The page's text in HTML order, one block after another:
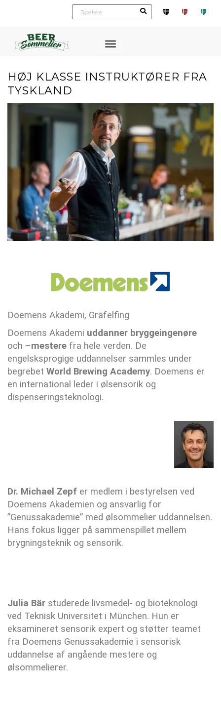
Toggle
HØJ KLASSE INSTRUKTØRER FRA
TYSKLAND
Doemens Akademi, Gräfelfing
Doemens Akademi uddanner bryggeingenøre
och –mestere fra hele verden. De
engelsksprogige uddannelser sammles under
begrebet World Brewing Academy. Doemens er
en international leder i ølsensorik og
dispenseringsteknologi.
Dr. Michael Zepf er medlem i bestyrelsen ved
Doemens Akademien og ansvarlig for
”Genussakademie” med ølsommelier uddannelsen.
Hans fokus ligger på sammenspillet mellem
brygningsteknik og sensorik.
Julia Bär studerede livsmedel- og bioteknologi
ved Teknisk Universitet i München. Hun er
eksamineret sensorik expert og støtter teamet
fra Doemens Genussakademie i sensorisk
uddannelse af angående mestere og
ølsommelierer.